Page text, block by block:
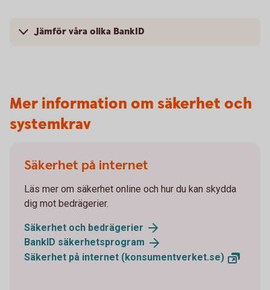
Jämför våra olika BankID
Mer information om säkerhet och
systemkrav
Säkerhet på internet
Läs mer om säkerhet online och hur du kan skydda
dig mot bedrägerier.
Säkerhet och bedrägerier
BankID säkerhetsprogram
Säkerhet på internet (konsumentverket.se)